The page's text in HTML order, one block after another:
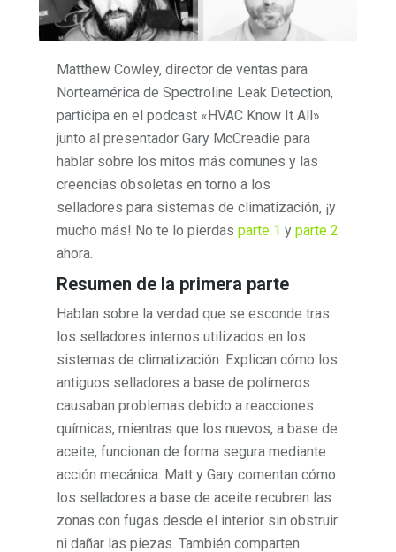
Matthew Cowley, director de ventas para
Norteamérica de Spectroline Leak Detection,
participa en el podcast «HVAC Know It All»
junto al presentador Gary McCreadie para
hablar sobre los mitos más comunes y las
creencias obsoletas en torno a los
selladores para sistemas de climatización, ¡y
mucho más! No te lo pierdasparte 1 yparte 2
ahora.
Resumen de la primera parte
Hablan sobre la verdad que se esconde tras
los selladores internos utilizados en los
sistemas de climatización. Explican cómo los
antiguos selladores a base de polímeros
causaban problemas debido a reacciones
químicas, mientras que los nuevos, a base de
aceite, funcionan de forma segura mediante
acción mecánica. Matt y Gary comentan cómo
los selladores a base de aceite recubren las
zonas con fugas desde el interior sin obstruir
ni dañar las piezas. También comparten